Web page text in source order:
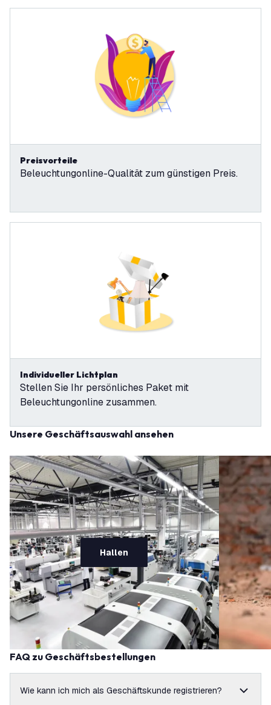
Preisvorteile
Beleuchtungonline-Qualität zum günstigen Preis.
Individueller Lichtplan
Stellen Sie Ihr persönliches Paket mit
Beleuchtungonline zusammen.
Unsere Geschäftsauswahl ansehen
Hallen
FAQ zu Geschäftsbestellungen
Wie kann ich mich als Geschäftskunde registrieren?